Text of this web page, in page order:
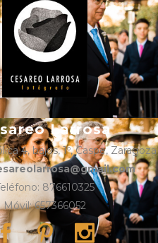
Larrosa
4, bajos, 1º, Caspe, Zaragoza
876610325
Móvil: 657366052